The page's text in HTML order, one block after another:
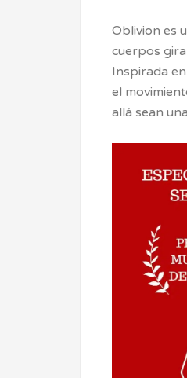
Oblivion es
cuerpos
Inspirada
el
allá sean